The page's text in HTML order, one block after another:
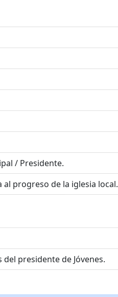
/ Presidente.
progreso de la iglesia local.
presidente de Jóvenes.